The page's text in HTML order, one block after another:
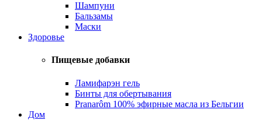
Шампуни
Бальзамы
Маски
Здоровье
Пищевые добавки
Ламифарэн гель
Бинты для обертывания
Pranarôm 100% эфирные масла из Бельгии
Дом